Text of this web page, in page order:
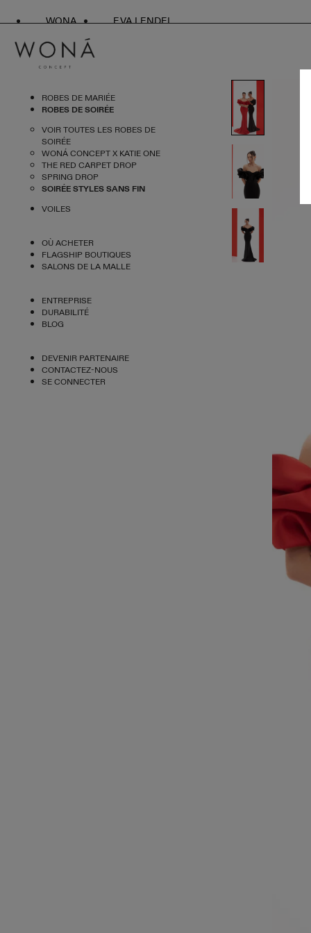
WONA EVA LENDEL
ROBES DE MARIÉE
ROBES DE SOIRÉE
VOIR TOUTES LES ROBES DE
SOIRÉE
WONÁ CONCEPT X KATIE ONE
THE RED CARPET DROP
SPRING DROP
SOIRÉE STYLES SANS FIN
VOILES
OÙ ACHETER
FLAGSHIP BOUTIQUES
SALONS DE LA MALLE
ENTREPRISE
DURABILITÉ
BLOG
DEVENIR PARTENAIRE
CONTACTEZ-NOUS
SE CONNECTER